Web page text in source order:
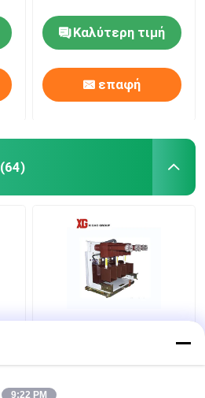
Καλύτερη τιμή
επαφή
(64)
9:22 PM